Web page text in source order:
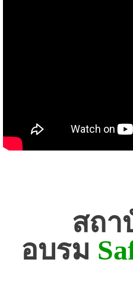
สถา
อบรม